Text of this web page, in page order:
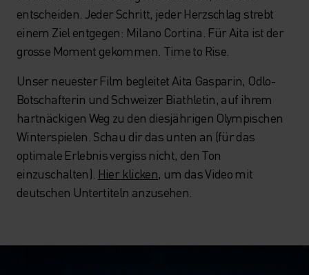
entscheiden. Jeder Schritt, jeder Herzschlag strebt
einem Ziel entgegen: Milano Cortina. Für Aita ist der
grosse Moment gekommen. Time to Rise.
Unser neuester Film begleitet Aita Gasparin, Odlo-
Botschafterin und Schweizer Biathletin, auf ihrem
hartnäckigen Weg zu den diesjährigen Olympischen
Winterspielen. Schau dir das unten an (für das
optimale Erlebnis vergiss nicht, den Ton
einzuschalten). Hier klicken, um das Video mit
deutschen Untertiteln anzusehen.